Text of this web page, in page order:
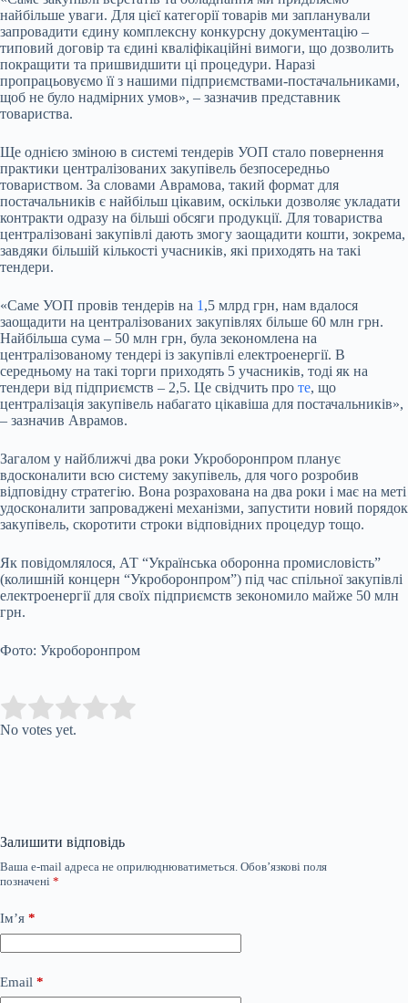
найбільше уваги. Для цієї категорії товарів ми запланували
запровадити єдину комплексну конкурсну документацію –
типовий договір та єдині кваліфікаційні вимоги, що дозволить
покращити та пришвидшити ці процедури. Наразі
пропрацьовуємо її з нашими підприємствами-постачальниками,
щоб не було надмірних умов», – зазначив представник
товариства.
Ще однією зміною в системі тендерів УОП стало повернення
практики централізованих закупівель безпосередньо
товариством. За словами Аврамова, такий формат для
постачальників є найбільш цікавим, оскільки дозволяє укладати
контракти одразу на більші обсяги продукції. Для товариства
централізовані закупівлі дають змогу заощадити кошти, зокрема,
завдяки більшій кількості учасників, які приходять на такі
тендери.
«Саме УОП провів тендерів на 1 ,5 млрд грн, нам вдалося
заощадити на централізованих закупівлях більше 60 млн грн.
Найбільша сума – 50 млн грн, була зекономлена на
централізованому тендері із закупівлі електроенергії. В
середньому на такі торги приходять 5 учасників, тоді як на
тендери від підприємств – 2,5. Це свідчить про те, що
централізація закупівель набагато цікавіша для постачальників»,
– зазначив Аврамов.
Загалом у найближчі два роки Укроборонпром планує
вдосконалити всю систему закупівель, для чого розробив
відповідну стратегію. Вона розрахована на два роки і має на меті
удосконалити запроваджені механізми, запустити новий порядок
закупівель, скоротити строки відповідних процедур тощо.
Як повідомлялося, АТ “Українська оборонна промисловість”
(колишній концерн “Укроборонпром”) під час спільної закупівлі
електроенергії для своїх підприємств зекономило майже 50 млн
грн.
Фото: Укроборонпром
Rate this item:
No votes yet.
Залишити відповідь
Ваша e-mail адреса не оприлюднюватиметься. Обов’язкові поля
позначені *
Ім’я *
Email *